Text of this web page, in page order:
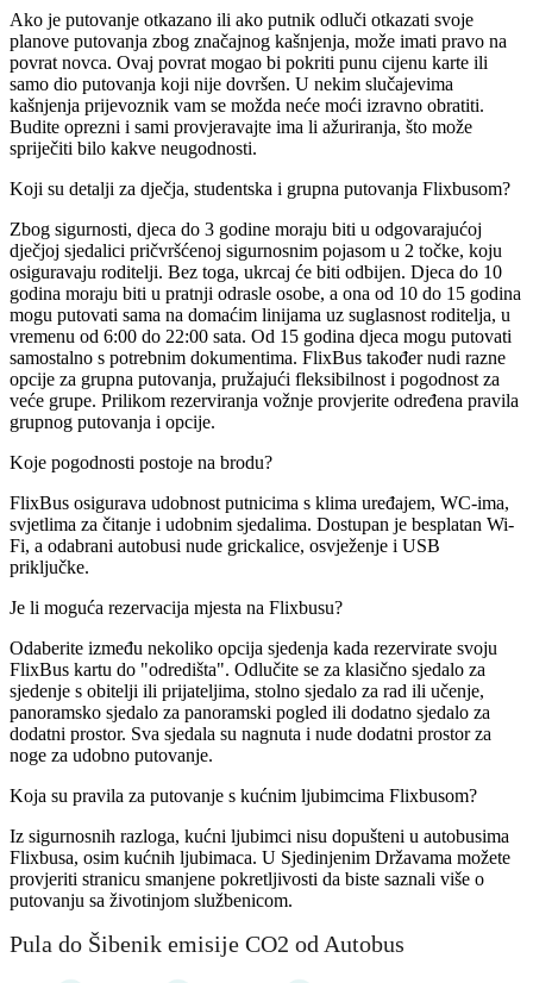
Ako je putovanje otkazano ili ako putnik odluči otkazati svoje
planove putovanja zbog značajnog kašnjenja, može imati pravo na
povrat novca. Ovaj povrat mogao bi pokriti punu cijenu karte ili
samo dio putovanja koji nije dovršen. U nekim slučajevima
kašnjenja prijevoznik vam se možda neće moći izravno obratiti.
Budite oprezni i sami provjeravajte ima li ažuriranja, što može
spriječiti bilo kakve neugodnosti.
Koji su detalji za dječja, studentska i grupna putovanja Flixbusom?
Zbog sigurnosti, djeca do 3 godine moraju biti u odgovarajućoj
dječjoj sjedalici pričvršćenoj sigurnosnim pojasom u 2 točke, koju
osiguravaju roditelji. Bez toga, ukrcaj će biti odbijen. Djeca do 10
godina moraju biti u pratnji odrasle osobe, a ona od 10 do 15 godina
mogu putovati sama na domaćim linijama uz suglasnost roditelja, u
vremenu od 6:00 do 22:00 sata. Od 15 godina djeca mogu putovati
samostalno s potrebnim dokumentima. FlixBus također nudi razne
opcije za grupna putovanja, pružajući fleksibilnost i pogodnost za
veće grupe. Prilikom rezerviranja vožnje provjerite određena pravila
grupnog putovanja i opcije.
Koje pogodnosti postoje na brodu?
FlixBus osigurava udobnost putnicima s klima uređajem, WC-ima,
svjetlima za čitanje i udobnim sjedalima. Dostupan je besplatan Wi-
Fi, a odabrani autobusi nude grickalice, osvježenje i USB
priključke.
Je li moguća rezervacija mjesta na Flixbusu?
Odaberite između nekoliko opcija sjedenja kada rezervirate svoju
FlixBus kartu do "odredišta". Odlučite se za klasično sjedalo za
sjedenje s obitelji ili prijateljima, stolno sjedalo za rad ili učenje,
panoramsko sjedalo za panoramski pogled ili dodatno sjedalo za
dodatni prostor. Sva sjedala su nagnuta i nude dodatni prostor za
noge za udobno putovanje.
Koja su pravila za putovanje s kućnim ljubimcima Flixbusom?
Iz sigurnosnih razloga, kućni ljubimci nisu dopušteni u autobusima
Flixbusa, osim kućnih ljubimaca. U Sjedinjenim Državama možete
provjeriti stranicu smanjene pokretljivosti da biste saznali više o
putovanju sa životinjom službenicom.
Pula do Šibenik emisije CO2 od Autobus